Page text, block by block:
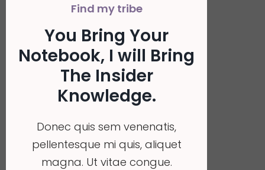
Find my tribe
You Bring Your
Notebook, I will Bring
The Insider
Knowledge.
Donec quis sem venenatis,
pellentesque mi quis, aliquet
magna. Ut vitae congue.